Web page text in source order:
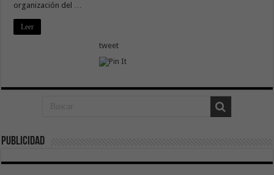
organización del …
Leer
tweet
Publicidad